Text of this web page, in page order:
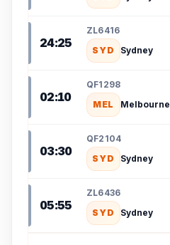
24:25
ZL6416
SYD
Sydney
02:10
QF1298
MEL
Melbourne
03:30
QF2104
SYD
Sydney
05:55
ZL6436
SYD
Sydney